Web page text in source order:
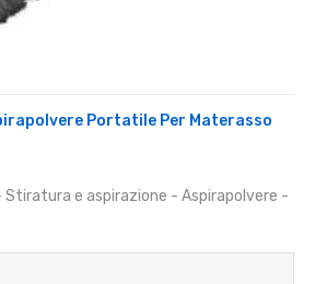
Portatile Per Materasso
e aspirazione - Aspirapolvere -